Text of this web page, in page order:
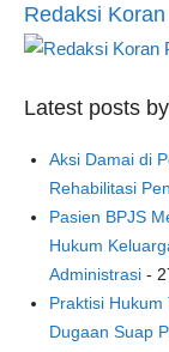
Redaksi
Latest posts
Aksi Damai di
Rehabilitasi
Pasien BPJS
Hukum
Administrasi -
Praktisi
Dugaan Suap